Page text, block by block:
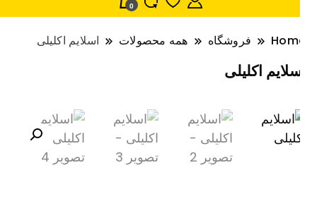
0
فروشگاه همه محصولات اسلایم اکلیلی
اکلیلی